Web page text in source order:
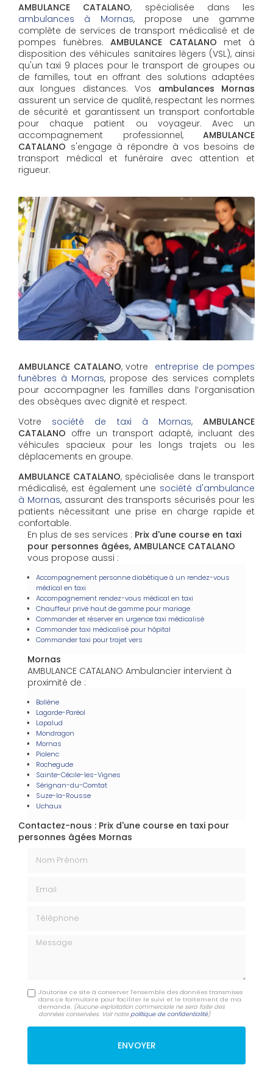
AMBULANCE CATALANO, spécialisée dans les
ambulances à Mornas, propose une gamme
complète de services de transport médicalisé et de
pompes funèbres.AMBULANCE CATALANO met à
disposition des véhicules sanitaires légers (VSL), ainsi
qu'un taxi 9 places pour le transport de groupes ou
de familles, tout en offrant des solutions adaptées
aux longues distances. Vos ambulances Mornas
assurent un service de qualité, respectant les normes
de sécurité et garantissent un transport confortable
pour chaque patient ou voyageur. Avec un
accompagnement professionnel, AMBULANCE
CATALANO s'engage à répondre à vos besoins de
transport médical et funéraire avec attention et
rigueur.
AMBULANCE CATALANO, votre entreprise de pompes
funèbres à Mornas, propose des services complets
pour accompagner les familles dans l’organisation
des obsèques avec dignité et respect.
Votre société de taxi à Mornas,AMBULANCE
CATALANO offre un transport adapté, incluant des
véhicules spacieux pour les longs trajets ou les
déplacements en groupe.
AMBULANCE CATALANO, spécialisée dans le transport
médicalisé, est également une société d'ambulance
à Mornas, assurant des transports sécurisés pour les
patients nécessitant une prise en charge rapide et
confortable.
En plus de ses services : Prix d'une course en taxi
pour personnes âgées, AMBULANCE CATALANO
vous propose aussi :
Accompagnement personne diabétique à un rendez-vous
médical en taxi
Accompagnement rendez-vous médical en taxi
Chauffeur privé haut de gamme pour mariage
Commander et réserver en urgence taxi médicalisé
Commander taxi médicalisé pour hôpital
Commander taxi pour trajet vers
Mornas
AMBULANCE CATALANO Ambulancier intervient à
proximité de :
Bollène
Lagarde-Paréol
Lapalud
Mondragon
Mornas
Piolenc
Rochegude
Sainte-Cécile-les-Vignes
Sérignan-du-Comtat
Suze-la-Rousse
Uchaux
Contactez-nous : Prix d'une course en taxi pour
personnes âgées Mornas
Message
J'autorise ce site à conserver l'ensemble des données transmises
dans ce formulaire pour faciliter le suivi et le traitement de ma
demande. (Aucune exploitation commerciale ne sera faite des
données conservées. Voir notrepolitique de confidentialité)